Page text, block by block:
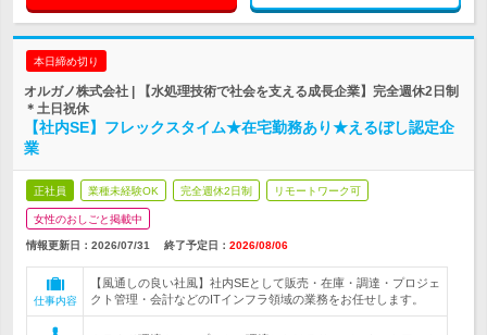
本日締め切り
オルガノ株式会社 | 【水処理技術で社会を支える成長企業】完全週休2日制
＊土日祝休
【社内SE】フレックスタイム★在宅勤務あり★えるぼし認定企
業
正社員 業種未経験OK 完全週休2日制 リモートワーク可
女性のおしごと掲載中
情報更新日：2026/07/31 終了予定日： 2026/08/06
仕事内容
【風通しの良い社風】社内SEとして販売・在庫・調達・プロジェ
クト管理・会計などのITインフラ領域の業務をお任せします。